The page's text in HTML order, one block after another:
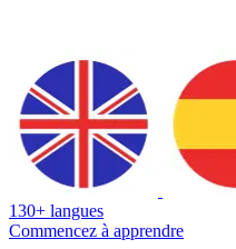
130+ langues
Commencez à apprendre